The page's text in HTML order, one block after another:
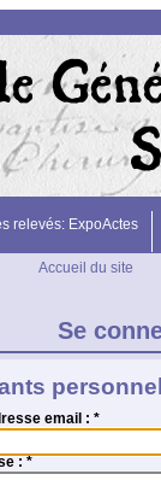
relevés: ExpoActes
Accueil du site
Se
email : *
:*